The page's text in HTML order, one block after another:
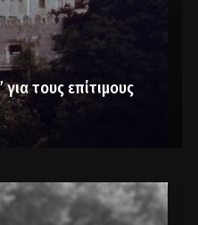
τους επίτιμους